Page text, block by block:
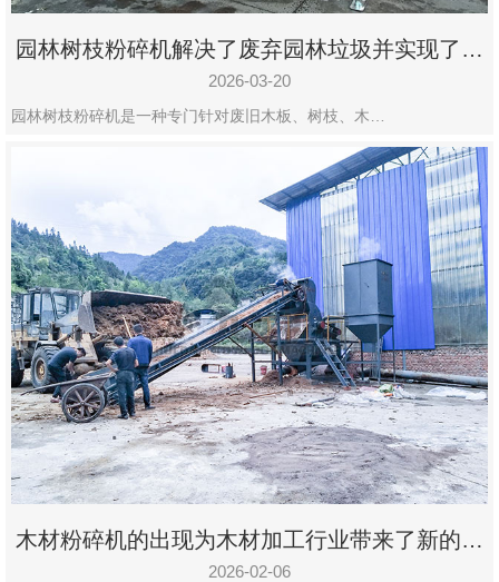
园林树枝粉碎机解决了废弃园林垃圾并实现了再
利用
2026-03-20
园林树枝粉碎机是一种专门针对废旧木板、树枝、木…
木材粉碎机的出现为木材加工行业带来了新的变
化
2026-02-06